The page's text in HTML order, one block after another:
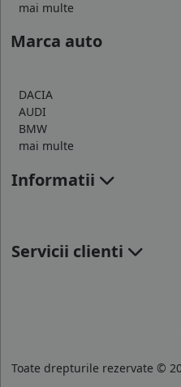
mai multe
Marca auto
DACIA
AUDI
BMW
mai multe
Informatii
Servicii clienti
Toate drepturile rezervate ©